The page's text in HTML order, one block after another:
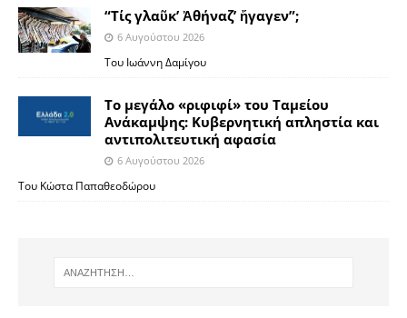
“Τίς γλαῦκ’ Ἀθήναζ’ ἤγαγεν”;
6 Αυγούστου 2026
Του Ιωάννη Δαμίγου
Το μεγάλο «ριφιφί» του Ταμείου
Ανάκαμψης: Κυβερνητική απληστία και
αντιπολιτευτική αφασία
6 Αυγούστου 2026
Του Κώστα Παπαθεοδώρου